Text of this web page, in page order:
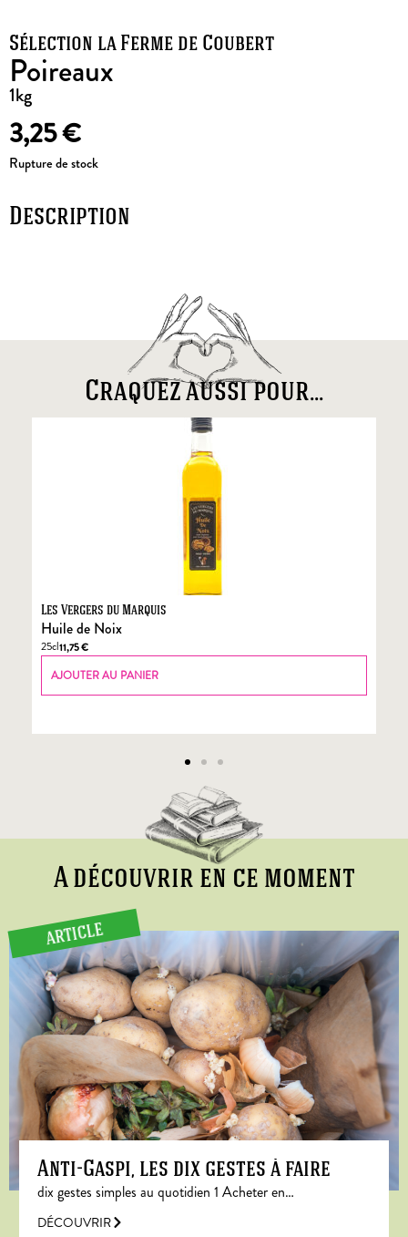
Sélection la Ferme de Coubert
Poireaux
1kg
3,25€
Rupture de stock
Description
Craquez aussi pour...
Les Vergers du Marquis
Huile de Noix
25cl11,75€
AJOUTER AU PANIER
A découvrir en ce moment
ARTICLE
Anti-Gaspi, les dix gestes à faire
dix gestes simples au quotidien 1 Acheter en…
DÉCOUVRIR